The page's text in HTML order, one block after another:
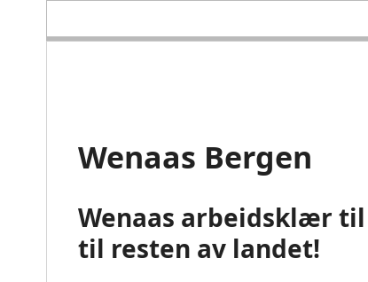
Wenaas Bergen
Wenaas arbeidsklær
til resten av landet!